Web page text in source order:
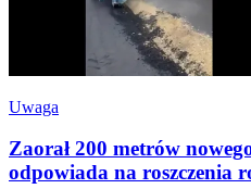
Uwaga
Zaorał 200 metrów
odpowiada na roszczenia